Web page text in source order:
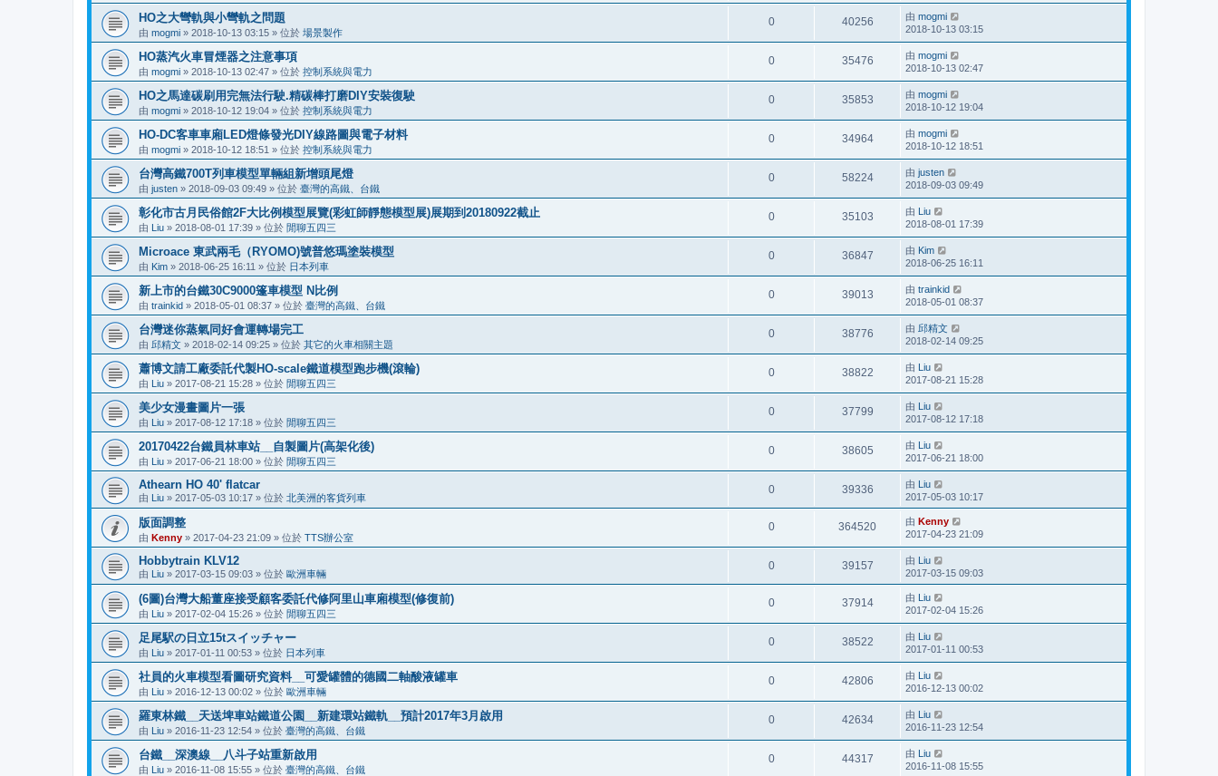
HO之大彎軌與小彎軌之問題
由 mogmi » 2018-10-13 03:15 » 位於 場景製作
0 40256 由 mogmi
2018-10-13 03:15
HO蒸汽火車冒煙器之注意事項
由 mogmi » 2018-10-13 02:47 » 位於 控制系統與電力
0 35476 由 mogmi
2018-10-13 02:47
HO之馬達碳刷用完無法行駛.精碳棒打磨DIY安裝復駛
由 mogmi » 2018-10-12 19:04 » 位於 控制系統與電力
0 35853 由 mogmi
2018-10-12 19:04
HO-DC客車車廂LED燈條發光DIY線路圖與電子材料
由 mogmi » 2018-10-12 18:51 » 位於 控制系統與電力
0 34964 由 mogmi
2018-10-12 18:51
台灣高鐵700T列車模型單輛組新增頭尾燈
由 justen » 2018-09-03 09:49 » 位於 臺灣的高鐵、台鐵
0 58224 由 justen
2018-09-03 09:49
彰化市古月民俗館2F大比例模型展覽(彩虹師靜態模型展)展期到20180922截止
由 Liu » 2018-08-01 17:39 » 位於 閒聊五四三
0 35103 由 Liu
2018-08-01 17:39
Microace 東武兩毛（RYOMO)號普悠瑪塗裝模型
由 Kim » 2018-06-25 16:11 » 位於 日本列車
0 36847 由 Kim
2018-06-25 16:11
新上市的台鐵30C9000篷車模型 N比例
由 trainkid » 2018-05-01 08:37 » 位於 臺灣的高鐵、台鐵
0 39013 由 trainkid
2018-05-01 08:37
台灣迷你蒸氣同好會運轉場完工
由 邱精文 » 2018-02-14 09:25 » 位於 其它的火車相關主題
0 38776 由 邱精文
2018-02-14 09:25
蕭博文請工廠委託代製HO-scale鐵道模型跑步機(滾輪)
由 Liu » 2017-08-21 15:28 » 位於 閒聊五四三
0 38822 由 Liu
2017-08-21 15:28
美少女漫畫圖片一張
由 Liu » 2017-08-12 17:18 » 位於 閒聊五四三
0 37799 由 Liu
2017-08-12 17:18
20170422台鐵員林車站__自製圖片(高架化後)
由 Liu » 2017-06-21 18:00 » 位於 閒聊五四三
0 38605 由 Liu
2017-06-21 18:00
Athearn HO 40' flatcar
由 Liu » 2017-05-03 10:17 » 位於 北美洲的客貨列車
0 39336 由 Liu
2017-05-03 10:17
版面調整
由 Kenny » 2017-04-23 21:09 » 位於 TTS辦公室
0 364520 由 Kenny
2017-04-23 21:09
Hobbytrain KLV12
由 Liu » 2017-03-15 09:03 » 位於 歐洲車輛
0 39157 由 Liu
2017-03-15 09:03
(6圖)台灣大船董座接受顧客委託代修阿里山車廂模型(修復前)
由 Liu » 2017-02-04 15:26 » 位於 閒聊五四三
0 37914 由 Liu
2017-02-04 15:26
足尾駅の日立15tスイッチャー
由 Liu » 2017-01-11 00:53 » 位於 日本列車
0 38522 由 Liu
2017-01-11 00:53
社員的火車模型看圖研究資料__可愛罐體的德國二軸酸液罐車
由 Liu » 2016-12-13 00:02 » 位於 歐洲車輛
0 42806 由 Liu
2016-12-13 00:02
羅東林鐵__天送埤車站鐵道公園__新建環站鐵軌__預計2017年3月啟用
由 Liu » 2016-11-23 12:54 » 位於 臺灣的高鐵、台鐵
0 42634 由 Liu
2016-11-23 12:54
台鐵__深澳線__八斗子站重新啟用
由 Liu » 2016-11-08 15:55 » 位於 臺灣的高鐵、台鐵
0 44317 由 Liu
2016-11-08 15:55